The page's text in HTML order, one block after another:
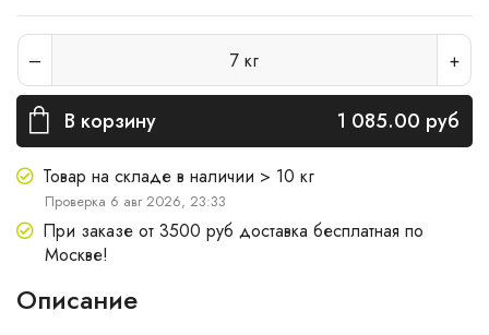
7 кг
В корзину 1 085.00 руб
Товар на складе в наличии > 10 кг
Проверка 6 авг 2026, 23:33
При заказе от 3500 руб доставка бесплатная по
Москве!
Описание